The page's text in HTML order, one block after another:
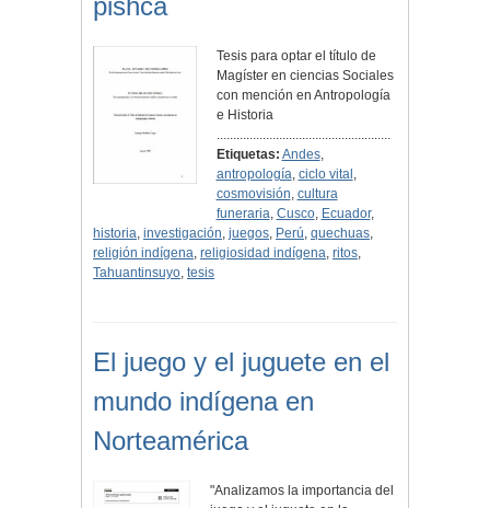
pishca
Tesis para optar el título de
Magíster en ciencias Sociales
con mención en Antropología
e Historia
.....................................................
Etiquetas: Andes,
antropología, ciclo vital ,
cosmovisión, cultura
funeraria, Cusco, Ecuador,
historia, investigación, juegos, Perú, quechuas,
religión indígena, religiosidad indígena, ritos,
Tahuantinsuyo, tesis
El juego y el juguete en el
mundo indígena en
Norteamérica
"Analizamos la importancia del